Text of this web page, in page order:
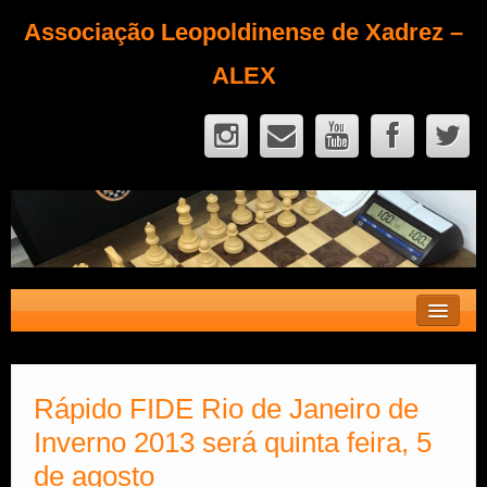
Associação Leopoldinense de Xadrez –
ALEX
Fique Sócio
Quem Somos?
Calendário
Rápido FIDE Rio de Janeiro de
Inverno 2013 será quinta feira, 5
de agosto